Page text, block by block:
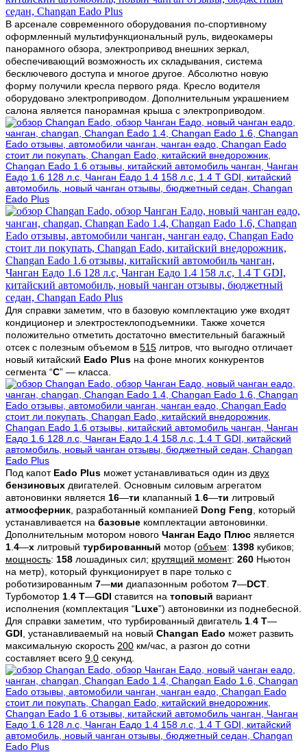
В арсенале современного оборудования по-спортивному
оформленный мультифункциональный руль, видеокамеры
панорамного обзора, электропривод внешних зеркал,
обеспечивающий возможность их складывания, система
бесключевого доступа и многое другое. Абсолютно новую
форму получили кресла первого ряда. Кресло водителя
оборудовано электроприводом. Дополнительным украшением
салона является панорамная крыша с электроприводом.
Для справки заметим, что в базовую комплектацию уже входят
кондиционер и электростеклоподъемники. Также хочется
положительно отметить достаточно вместительный багажный
отсек с полезным объемом в 515 литров, что выгодно отличает
новый китайский Eado Plus на фоне многих конкурентов
сегмента “C” — класса.
Под капот Eado Plus может устанавливаться один из двух
бензиновых двигателей. Основным силовым агрегатом
автоновинки является 16—ти клапанный 1 6—ти литровый
атмосферник , разработанный компанией Dong Feng , который
устанавливается на базовые комплектации автоновинки.
Дополнительным мотором нового Чанган Еадо Плюс является
1 4—х литровый турбированный мотор (объем: 1398 кубиков;
мощность: 158 лошадиных сил; крутящий момент: 260 Ньютон
на метр), который функционирует в паре только с
роботизированным 7—ми диапазонным роботом 7—DCT
Турбомотор 1 4 T—GDI ставится на топовый вариант
исполнения (комплектация “Luxe”) автоновинки из поднебесной.
Для справки заметим, что турбированный двигатель 1 4 T—
GDI устанавливаемый на новый Changan Eado может развить
максимальную скорость 200 км/час, а разгон до сотни
составляет всего 9,0 секунд.